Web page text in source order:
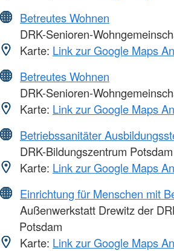
Betreutes Wohnen
DRK-Senioren-
Karte: Link zur Google Maps
Betreutes Wohnen
DRK-Senioren-
Karte: Link zur Google Maps
Betriebssanitäter
DRK-Bildungszentrum Potsdam
Karte: Link zur Google Maps
Einrichtung für Menschen mit
Außenwerkstatt Drewitz der
Potsdam
Karte: Link zur Google Maps